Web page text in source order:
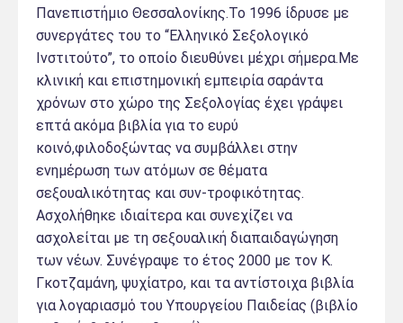
Πανεπιστήμιο Θεσσαλονίκης.Το 1996 ίδρυσε με
συνεργάτες του το “Ελληνικό Σεξολογικό
Ινστιτούτο”, το οποίο διευθύνει μέχρι σήμερα.Με
κλινική και επιστημονική εμπειρία σαράντα
χρόνων στο χώρο της Σεξολογίας έχει γράψει
επτά ακόμα βιβλία για το ευρύ
κοινό,φιλοδοξώντας να συμβάλλει στην
ενημέρωση των ατόμων σε θέματα
σεξουαλικότητας και συν-τροφικότητας.
Ασχολήθηκε ιδιαίτερα και συνεχίζει να
ασχολείται με τη σεξουαλική διαπαιδαγώγηση
των νέων. Συνέγραψε το έτος 2000 με τον Κ.
Γκοτζαμάνη, ψυχίατρο, και τα αντίστοιχα βιβλία
για λογαριασμό του Υπουργείου Παιδείας (βιβλίο